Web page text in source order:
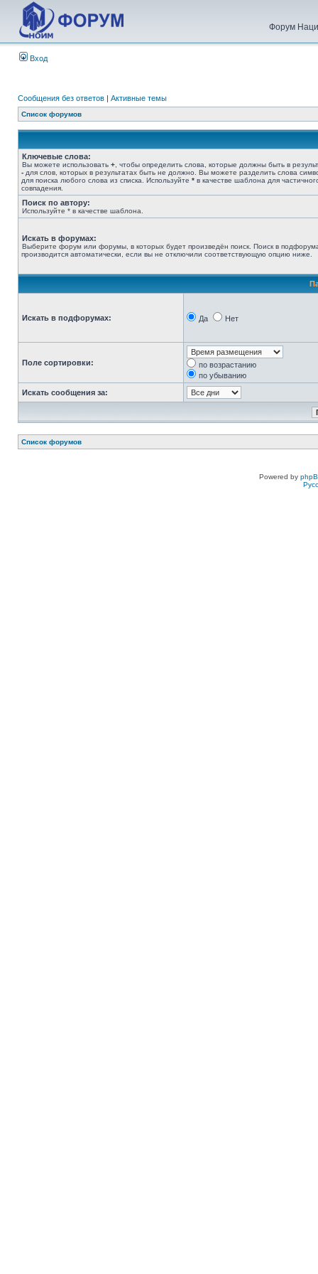
Форум
Вход
Сообщения без ответов | Активные темы
Список форумов
Ключевые слова:
Вы можете использовать + , чтобы определить слова, которые должны быть в
- для слов, которых в результатах быть не должно. Вы можете разделить слова
для поиска любого слова из списка. Используйте * в качестве шаблона для
совпадения.
Поиск по автору:
Используйте * в качестве шаблона.
Искать в форумах:
Выберите форум или форумы, в которых будет произведён поиск. Поиск в
производится автоматически, если вы не отключили соответствующую опцию ниже.
Искать в подфорумах: Да Нет
Поле сортировки:
по возрастанию
по убыванию
Искать сообщения за:
Список форумов
Powered by